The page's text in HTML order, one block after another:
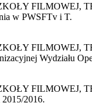
FILMOWEJ,
w PWSFTv i T.
FILMOWEJ,
Wydziału
FILMOWEJ,
2016.